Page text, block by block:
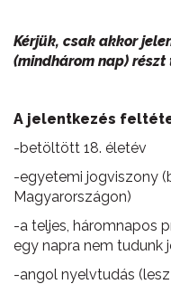
Kérjük, csak akkor
(mindhárom nap) részt
A jelentkezés
-betöltött 18. életév
-egyetemi jogviszony
Magyarországon)
-a teljes, háromnapos
egy napra nem tudunk
-angol nyelvtudás